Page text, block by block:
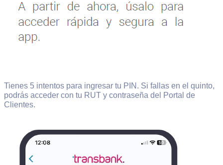
Tienes 5 intentos para ingresar tu PIN. Si fallas en el quinto,
podrás acceder con tu RUT y contraseña del Portal de
Clientes.